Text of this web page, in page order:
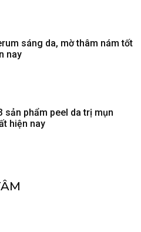
sáng da, mờ thâm nám tốt
nay
sản phẩm peel da trị mụn
hiện nay